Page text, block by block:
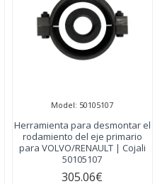
Model: 50105107
Herramienta para desmontar el
rodamiento del eje primario
para VOLVO/RENAULT | Cojali
50105107
305.06€